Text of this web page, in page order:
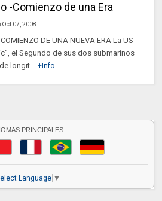
-Comienzo de una Era
Oct 07, 2008
DE UNA NUEVA ERA La US
el Segundo de sus dos submarinos
longit... +Info
PRINCIPALES
Language ▼